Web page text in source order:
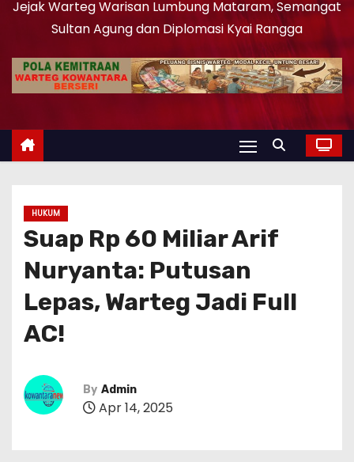
Jejak Warteg Warisan Lumbung Mataram, Semangat
Sultan Agung dan Diplomasi Kyai Rangga
HUKUM
Suap Rp 60 Miliar Arif
Nuryanta: Putusan
Lepas, Warteg Jadi Full
AC!
By Admin
Apr 14, 2025